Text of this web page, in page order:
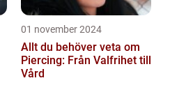
01 november 2024
Allt du behöver veta om
Piercing: Från Valfrihet till
Vård